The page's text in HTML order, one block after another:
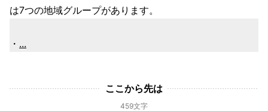
は7つの地域グループがあります。
・ ...
ここから先は
459文字